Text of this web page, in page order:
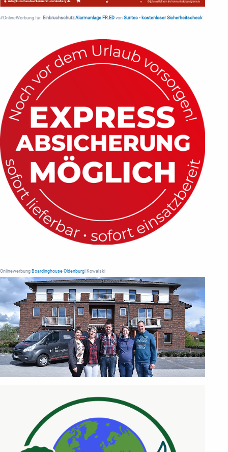
#OnlineWerbung für Einbruchschutz Alarmanlage FR.ED von Suritec • kostenloser Sicherheitscheck
Onlinewerbung Boardinghouse Oldenburg | Kowalski